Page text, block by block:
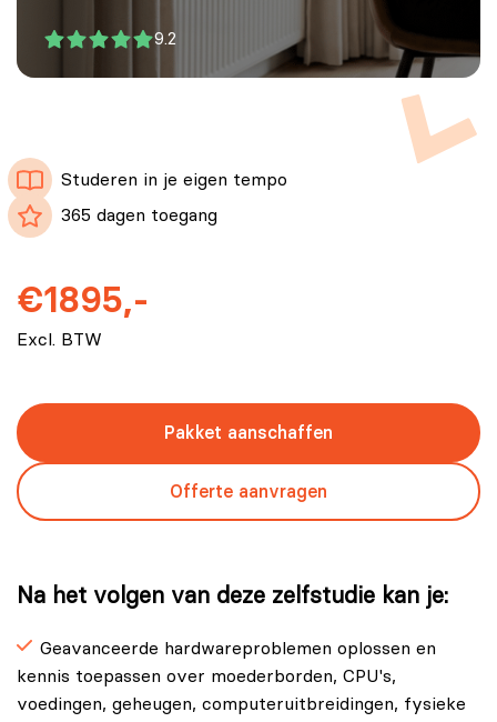
9.2
Studeren in je eigen tempo
365 dagen toegang
€1895,-
Excl. BTW
Pakket aanschaffen
Offerte aanvragen
Na het volgen van deze zelfstudie kan je:
Geavanceerde hardwareproblemen oplossen en
kennis toepassen over moederborden, CPU's,
voedingen, geheugen, computeruitbreidingen, fysieke